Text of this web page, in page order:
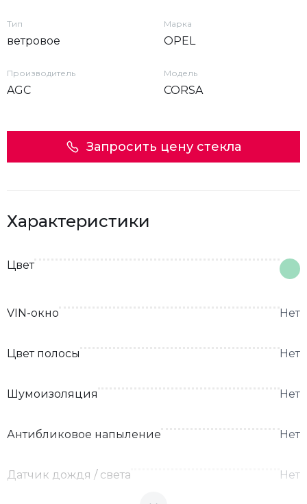
Тип
ветровое
Марка
OPEL
Производитель
AGC
Модель
CORSA
Запросить цену стекла
Характеристики
Цвет
VIN-окно Нет
Цвет полосы Нет
Шумоизоляция Нет
Антибликовое напыление Нет
Датчик дождя / света Нет